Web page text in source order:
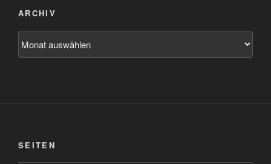
ARCHIV
SEITEN